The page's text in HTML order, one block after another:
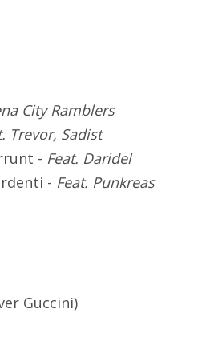
City Ramblers
Trevor, Sadist
- Feat. Daridel
- Feat. Punkreas
Guccini)